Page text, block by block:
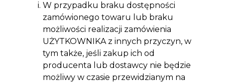
W przypadku braku dostępności
zamówionego towaru lub braku
możliwości realizacji zamówienia
UŻYTKOWNIKA z innych przyczyn, w
tym także, jeśli zakup ich od
producenta lub dostawcy nie będzie
możliwy w czasie przewidzianym na